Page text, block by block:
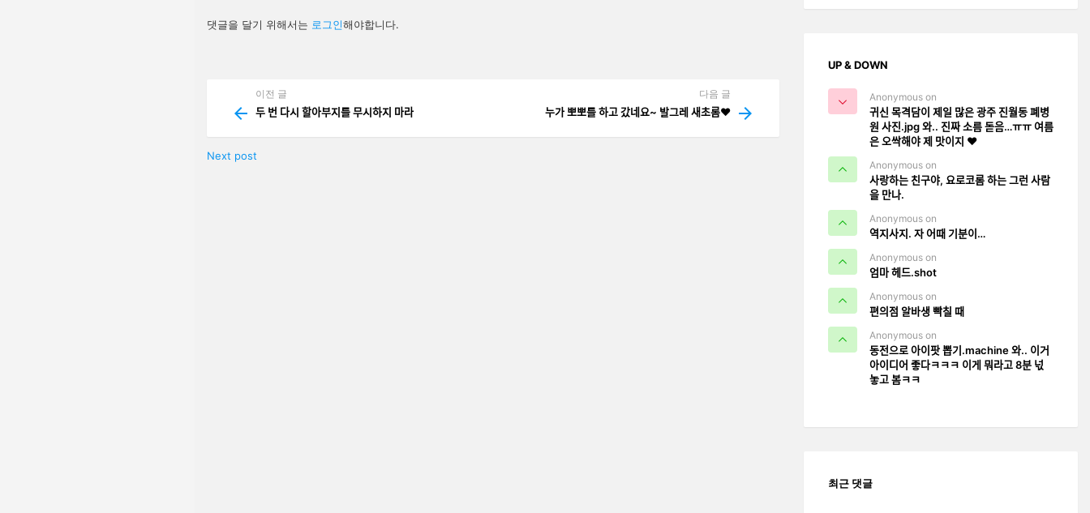
답
글
댓글을 달기 위해서는 로그인해야합니다.
more
이전 글
두 번 다시 할아부지를 무시하지 마라
다음 글
누가 뽀뽀를 하고 갔네요~ 발그레 새초롬❤️
Next post
UP & DOWN
Anonymous on
귀신 목격담이 제일 많은 광주 진월동 폐병
원 사진.jpg 와.. 진짜 소름 돋음…ㅠㅠ 여름
은 오싹해야 제 맛이지 ❤️
Anonymous on
사랑하는 친구야, 요로코롬 하는 그런 사람
을 만나.
Anonymous on
역지사지. 자 어때 기분이…
Anonymous on
엄마 헤드.shot
Anonymous on
편의점 알바생 빡칠 때
Anonymous on
동전으로 아이팟 뽑기.machine 와.. 이거
아이디어 좋다ㅋㅋㅋ 이게 뭐라고 8분 넋
놓고 봄ㅋㅋ
최근 댓글